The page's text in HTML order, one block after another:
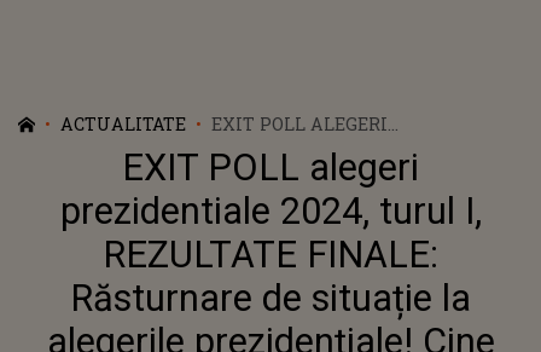
ACTUALITATE
EXIT POLL ALEGERI
PREZIDENTIALE 2024, TURUL I,
REZULTATE FINALE: RĂSTURNARE
DE SITUAȚIE LA ALEGERILE
PREZIDENȚIALE! CINE SUNT, DE
FAPT, CEI DOI FINALIȘTI AI
EXIT POLL alegeri
prezidentiale 2024, turul I,
REZULTATE FINALE:
Răsturnare de situație la
alegerile prezidențiale! Cine